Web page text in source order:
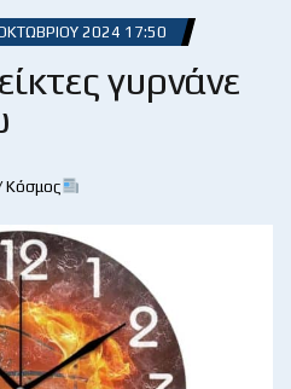
2024 17:50
γυρνάνε
Κόσμος